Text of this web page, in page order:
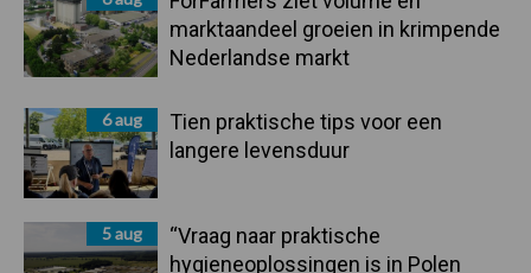
marktaandeel groeien in krimpende
Nederlandse markt
6 aug
Tien praktische tips voor een
langere levensduur
5 aug
“Vraag naar praktische
hygieneoplossingen is in Polen